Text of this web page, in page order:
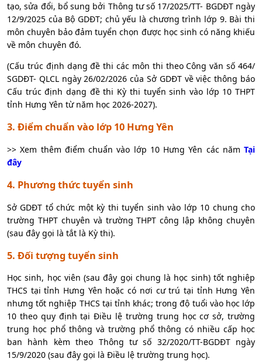
tạo, sửa đổi, bổ sung bởi Thông tư số 17/2025/TT- BGDĐT ngày
12/9/2025 của Bộ GDĐT; chủ yếu là chương trình lớp 9. Bài thi
môn chuyên bảo đảm tuyển chọn được học sinh có năng khiếu
về môn chuyên đó.
(Cấu trúc định dạng đề thi các môn thi theo Công văn số 464/
SGDĐT- QLCL ngày 26/02/2026 của Sở GDĐT về việc thông báo
Cấu trúc định dạng đề thi Kỳ thi tuyển sinh vào lớp 10 THPT
tỉnh Hưng Yên từ năm học 2026-2027).
3. Điểm chuẩn vào lớp 10 Hưng Yên
>> Xem thêm điểm chuẩn vào lớp 10 Hưng Yên các năm Tại
đây
4. Phương thức tuyển sinh
Sở GDĐT tổ chức một kỳ thi tuyển sinh vào lớp 10 chung cho
trường THPT chuyên và trường THPT công lập không chuyên
(sau đây gọi là tắt là Kỳ thi).
5. Đối tượng tuyển sinh
Học sinh, học viên (sau đây gọi chung là học sinh) tốt nghiệp
THCS tại tỉnh Hưng Yên hoặc có nơi cư trú tại tỉnh Hưng Yên
nhưng tốt nghiệp THCS tại tỉnh khác; trong độ tuổi vào học lớp
10 theo quy định tại Điều lệ trường trung học cơ sở, trường
trung học phổ thông và trường phổ thông có nhiều cấp học
ban hành kèm theo Thông tư số 32/2020/TT-BGDĐT ngày
15/9/2020 (sau đây gọi là Điều lệ trường trung học).